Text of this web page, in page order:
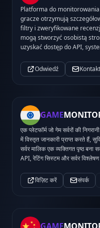
Platforma do
gracze otrzymują
filtry i zweryfikowane
mogą stworzyć osobistą
uzyskać dostęp do API,
Odwiedź Kontakt
GAME
एक प्लेटफॉर्म जो गेम सर्वरों की
में विस्तृत जानकारी प्राप्त करते हैं,
सर्वर मालिक एक व्यक्तिगत पृष्ठ
API, रेटिंग सिस्टम और सर्वर
विज़िट करें संपर्क